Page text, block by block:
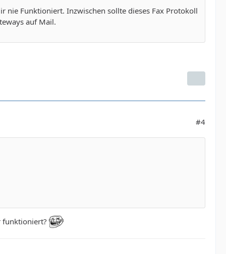
nie Funktioniert. Inzwischen sollte dieses Fax Protokoll
auf Mail.
#4
funktioniert?